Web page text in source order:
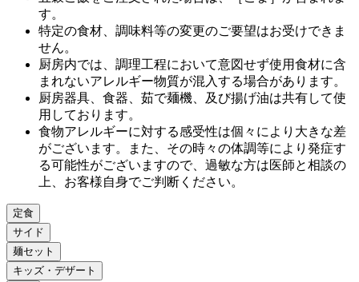
す。
特定の食材、調味料等の変更のご要望はお受けできま
せん。
厨房内では、調理工程において意図せず使用食材に含
まれないアレルギー物質が混入する場合があります。
厨房器具、食器、茹で麺機、及び揚げ油は共有して使
用しております。
食物アレルギーに対する感受性は個々により大きな差
がございます。また、その時々の体調等により発症す
る可能性がございますので、過敏な方は医師と相談の
上、お客様自身でご判断ください。
定食
サイド
麺セット
キッズ・デザート